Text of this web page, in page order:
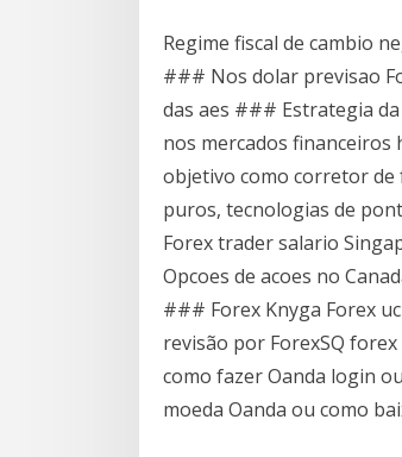
Regime fiscal de cambio
### Nos dolar previsao
das aes ### Estrategia
nos mercados financeiros
objetivo como corretor de
puros, tecnologias de
Forex trader salario
Opcoes de acoes no
### Forex Knyga Forex
revisão por ForexSQ
como fazer Oanda login
moeda Oanda ou como